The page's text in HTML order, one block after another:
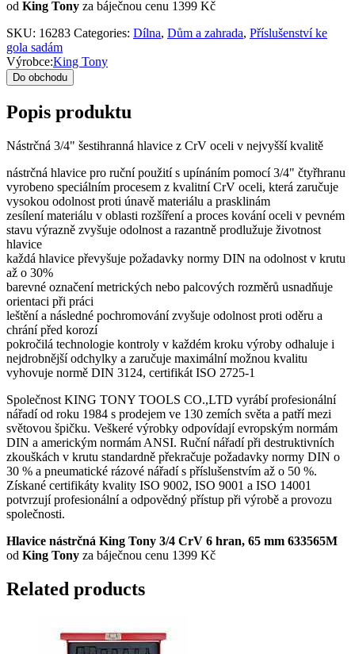
od King Tony za báječnou cenu 1399 Kč
SKU: 16283 Categories: Dílna, Dům a zahrada, Příslušenství ke
gola sadám
Výrobce:King Tony
Do obchodu
Popis produktu
Nástrčná 3/4" šestihranná hlavice z CrV oceli v nejvyšší kvalitě
nástrčná hlavice pro ruční použití s upínáním pomocí 3/4" čtyřhranu
vyrobeno speciálním procesem z kvalitní CrV oceli, která zaručuje
vysokou odolnost proti únavě materiálu a prasklinám
zesílení materiálu v oblasti rozšíření a proces kování oceli v pevném
stavu výrazně zvyšuje odolnost a razantně prodlužuje životnost
hlavice
každá hlavice převyšuje požadavky normy DIN na odolnost v krutu
až o 30%
barevné označení metrických nebo palcových rozměrů usnadňuje
orientaci při práci
leštění a následné pochromování zvyšuje odolnost proti oděru a
chrání před korozí
pokročilá technologie kontroly v každém kroku výroby odhaluje i
nejdrobnější odchylky a zaručuje maximální možnou kvalitu
vyhovuje normě DIN 3124, certifikát ISO 2725-1
Společnost KING TONY TOOLS CO.,LTD vyrábí profesionální
nářadí od roku 1984 s prodejem ve 130 zemích světa a patří mezi
světovou špičku. Veškeré výrobky odpovídají evropským normám
DIN a americkým normám ANSI. Ruční nářadí při destruktivních
zkouškách v krutu standardně překračuje požadavky normy DIN o
30 % a pneumatické rázové nářadí s příslušenstvím až o 50 %.
Získané certifikáty kvality ISO 9002, ISO 9001 a ISO 14001
potvrzují profesionální a odpovědný přístup při výrobě a provozu
společnosti.
Hlavice nástrčná King Tony 3/4 CrV 6 hran, 65 mm 633565M
od King Tony za báječnou cenu 1399 Kč
Related products